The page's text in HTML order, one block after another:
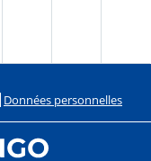
Données personnelles